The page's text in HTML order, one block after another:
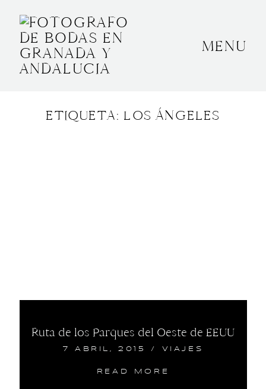
MENU
ETIQUETA: LOS ÁNGELES
Ruta de los Parques del Oeste de EEUU
7 ABRIL, 2015 / VIAJES
READ MORE
BODAS